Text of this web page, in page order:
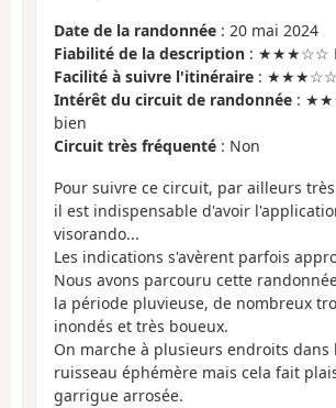
Date de la randonnée : 20 mai 2024
Fiabilité de la description : ★★★☆☆
Facilité à suivre l'itinéraire : ★★★☆☆
Intérêt du circuit de randonnée :
bien
Circuit très fréquenté : Non
Pour suivre ce circuit, par ailleurs
il est indispensable d'avoir
visorando...
Les indications s'avèrent parfois
Nous avons parcouru cette
la période pluvieuse, de nombreux
inondés et très boueux.
On marche à plusieurs endroits dans
ruisseau éphémère mais cela fait
garrigue arrosée.